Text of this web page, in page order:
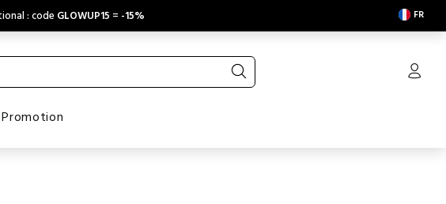
: code GLOWUP15 = -15% FR
Promotion